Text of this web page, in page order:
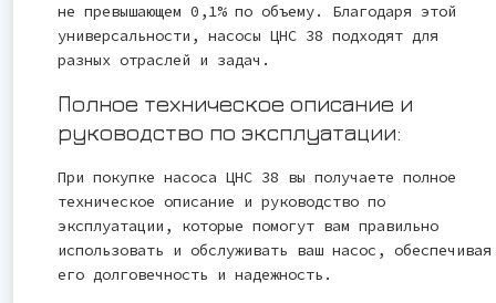
не превышающем 0,1% по объему. Благодаря этой
универсальности, насосы ЦНС 38 подходят для
разных отраслей и задач.
Полное техническое описание и
руководство по эксплуатации:
При покупке насоса ЦНС 38 вы получаете полное
техническое описание и руководство по
эксплуатации, которые помогут вам правильно
использовать и обслуживать ваш насос, обеспечивая
его долговечность и надежность.